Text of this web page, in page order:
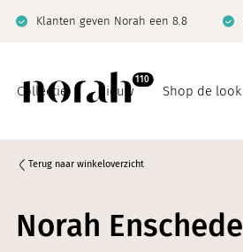
Klanten geven Norah een 8.8
Collectie Nieuw
110
Shop de look
Terug naar winkeloverzicht
Norah Enschede